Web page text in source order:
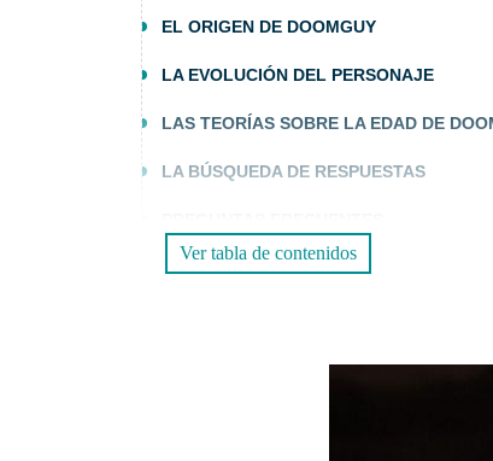
EL ORIGEN DE DOOMGUY
LA EVOLUCIÓN DEL PERSONAJE
LAS TEORÍAS SOBRE LA EDAD DE
LA BÚSQUEDA DE RESPUESTAS
1. ¿POR QUÉ NO SE SABE LA EDAD DE
Ver tabla de contenidos